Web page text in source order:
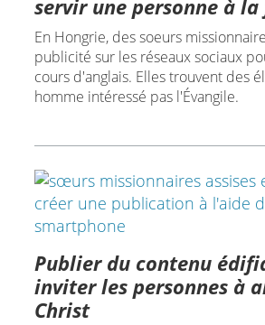
servir une personne à
En Hongrie, des soeurs
publicité sur les réseaux sociaux
cours d'anglais. Elles trouvent des
homme intéressé pas l'Évangile.
Publier du contenu
inviter les personnes à
Christ